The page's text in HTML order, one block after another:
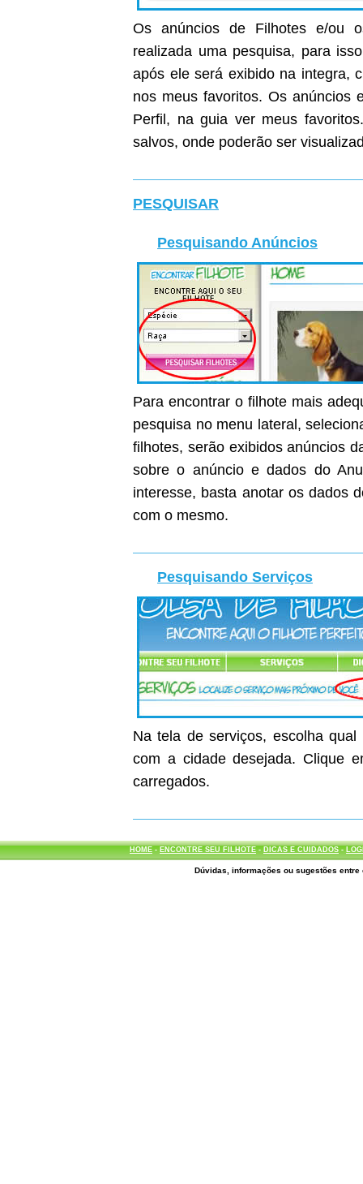
Os anúncios de Filhotes e/ou
realizada uma pesquisa, para
após ele será exibido na integra,
nos meus favoritos. Os
Perfil, na guia ver meus
salvos, onde poderão ser
PESQUISAR
Pesquisando Anúncios
Para encontrar o filhote mais
pesquisa no menu lateral,
filhotes, serão exibidos anúncios
sobre o anúncio e dados do
interesse, basta anotar os dados
com o mesmo.
Pesquisando Serviços
Na tela de serviços, escolha
com a cidade desejada. Clique
carregados.
HOME- ENCONTRE SEU FILHOTE- DICAS E CUIDADOS-
Dúvidas, informações ou sugestões